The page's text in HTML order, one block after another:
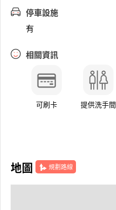
停車設施
有
相關資訊
可刷卡 提供洗手間
地圖 規劃路線